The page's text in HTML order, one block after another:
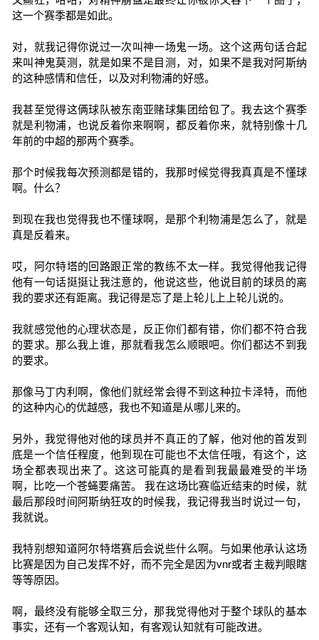
这一个赛季都是如此。
对，就我记得你说过一次叫神一场鬼一场。这个这两句话合起
来叫神鬼莫测，就是如果不是目测，对，如果不是我对阿斯纳
的这种感情和信任，以及对利物浦的好感。
我甚至觉得这俩球队被东南亚赌球集团给包了。我去这个赛季
就是利物浦，也说反着你来啊啊，都反着你来，就特别像十几
年前的中超的那两个赛季。
那个时候我每次预测都是错的，我那时候觉得我真真是不懂球
啊。什么？
到现在我也觉得我也不懂球啊，是那个利物浦是怎么了，就是
真是反着来。
哎，阿尔特塔的回路跟正常的教练不太一样。我觉得他我记得
他有一句话挺挺让我注意的，他说这些，他说目前的球员的离
我的要求还有距离。我记得是忘了是上轮儿上上轮儿说的。
我就感觉他的心理状态是，反正你们都有错，你们都不符合我
的要求。那么我上谁，那就看我怎么顺眼吧。你们都达不到我
的要求。
那像马丁内利啊，像他们就经常会得不到这种拉卡泽特，而他
的这种内心的优越感，我也不知道是从哪儿来的。
另外，我觉得他对他的球员并不真正的了解，他对他的首发到
底是一个信任程度，他到现在可能也不太信任哦，有这个，这
场全都表现出来了。这这可能真的是看到我最最难受的半场
啊，比吃一个苍蝇要痛苦。 我在这场比赛临近结束的时候，就
最后那段时间阿斯纳狂攻的时候我，我记得我当时说过一句，
我就说。
我特别想知道阿尔特塔赛后会说些什么啊。与如果他承认这场
比赛是因为自己发挥不好，而不完全是因为vnr或者主裁判眼瞎
等等原因。
啊，最终没有能够全取三分，那我觉得他对于整个球队的基本
事实，还有一个客观认知，有客观认知就有可能改进。